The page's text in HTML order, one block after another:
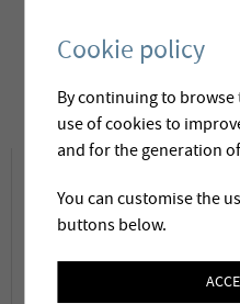
Novembre 2018
Descriptif du
La commune de
sources d’altitude de
Cookie policy
By continuing to
use of cookies to
and for the generation
You can customise the
buttons below.